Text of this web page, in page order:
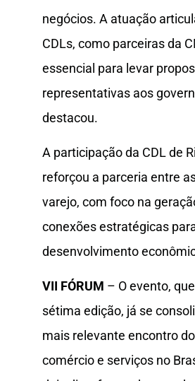
negócios. A atuação
CDLs, como parceiras da
essencial para levar
representativas aos
destacou.
A participação da CDL de
reforçou a parceria entre
varejo, com foco na
conexões estratégicas
desenvolvimento
VII FÓRUM – O evento,
sétima edição, já se
mais relevante encontro
comércio e serviços no